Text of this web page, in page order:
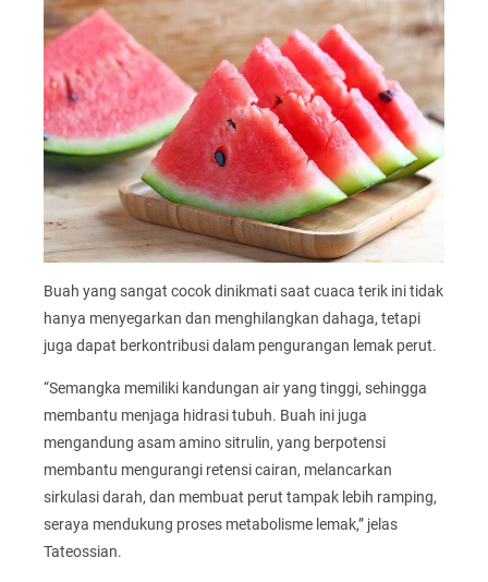
Buah yang sangat cocok dinikmati saat cuaca terik ini tidak
hanya menyegarkan dan menghilangkan dahaga, tetapi
juga dapat berkontribusi dalam pengurangan lemak perut.
“Semangka memiliki kandungan air yang tinggi, sehingga
membantu menjaga hidrasi tubuh. Buah ini juga
mengandung asam amino sitrulin, yang berpotensi
membantu mengurangi retensi cairan, melancarkan
sirkulasi darah, dan membuat perut tampak lebih ramping,
seraya mendukung proses metabolisme lemak,” jelas
Tateossian.